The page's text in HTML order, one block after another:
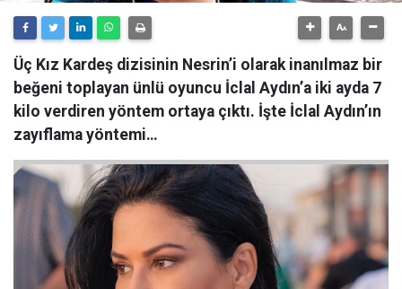
Üç Kız Kardeş dizisinin Nesrin’i olarak inanılmaz bir
beğeni toplayan ünlü oyuncu İclal Aydın’a iki ayda 7
kilo verdiren yöntem ortaya çıktı. İşte İclal Aydın’ın
zayıflama yöntemi…